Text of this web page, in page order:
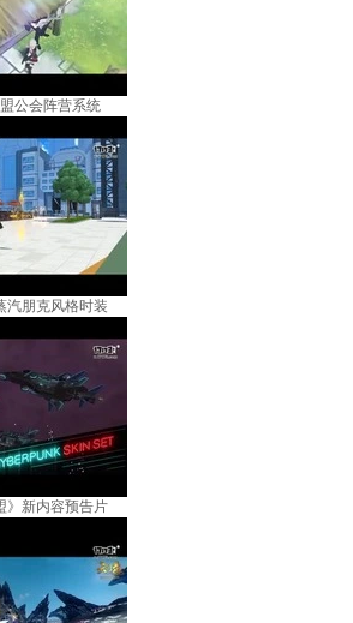
盟公会阵营系统
汽朋克风格时装
》新内容预告片